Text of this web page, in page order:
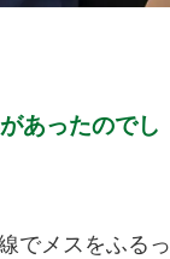
あったのでし
でメスをふるっ